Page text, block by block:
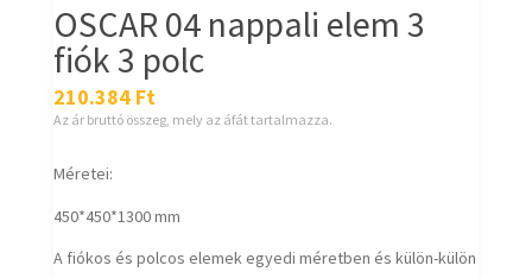
OSCAR 04 nappali elem 3
fiók 3 polc
210.384 Ft
Az ár bruttó összeg, mely az áfát tartalmazza.
Méretei:
450*450*1300 mm
A fiókos és polcos elemek egyedi méretben és külön-külön